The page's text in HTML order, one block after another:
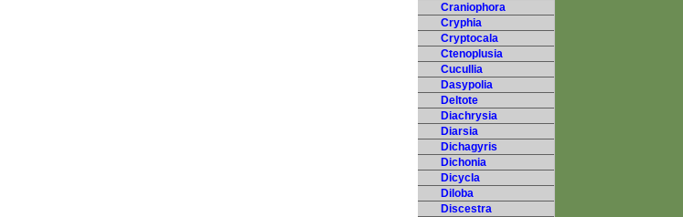
Craniophora
Cryphia
Cryptocala
Ctenoplusia
Cucullia
Dasypolia
Deltote
Diachrysia
Diarsia
Dichagyris
Dichonia
Dicycla
Diloba
Discestra